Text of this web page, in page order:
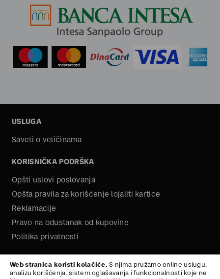
USLUGA
Saveti o veličinama
KORISNIČKA PODRŠKA
Opšti uslovi poslovanja
Opšta pravila za korišćenje lojaliti kartice
Reklamacije
Pravo na odustanak od kupovine
Politika privatnosti
Kariera
Web stranica koristi kolačiće. S njima pružamo online uslugu,
analizu korišćenja, sistem oglašavanja i funkcionalnosti koje ne